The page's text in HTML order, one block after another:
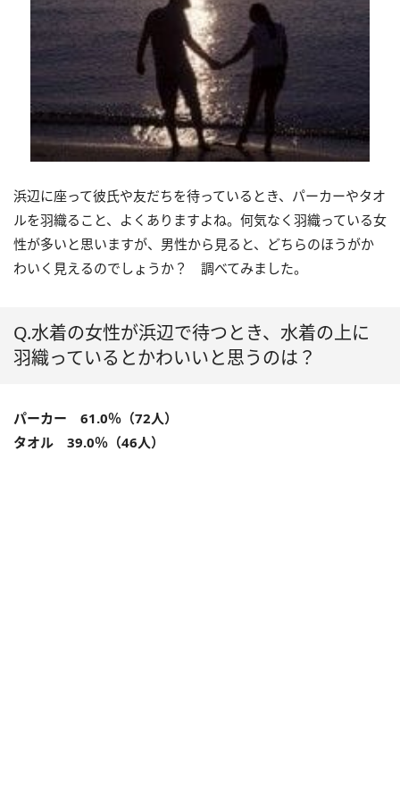
浜辺に座って彼氏や友だちを待っているとき、パーカーやタオ
ルを羽織ること、よくありますよね。何気なく羽織っている女
性が多いと思いますが、男性から見ると、どちらのほうがか
わいく見えるのでしょうか？ 調べてみました。
Q.水着の女性が浜辺で待つとき、水着の上に
羽織っているとかわいいと思うのは？
パーカー 61.0％（72人）
タオル 39.0％（46人）